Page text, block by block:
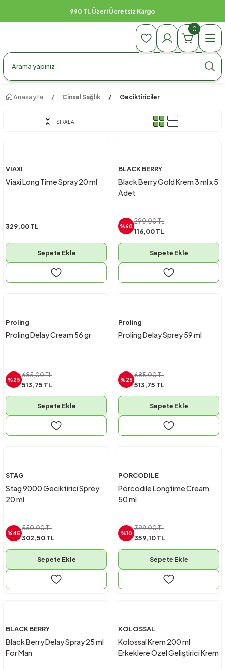
990 TL Üzeri Ücretsiz Kargo
0
Anasayfa Cinsel Sağlık Geciktiriciler
SIRALA
VIAXI
Viaxi Long Time Spray 20 ml
329,00 TL
Sepete Ekle
BLACK BERRY
Black Berry Gold Krem 3 ml x 5
Adet
%60
290,00 TL
116,00 TL
Sepete Ekle
Proling
Proling Delay Cream 56 gr
%25
685,00 TL
513,75 TL
Sepete Ekle
Proling
Proling Delay Sprey 59 ml
%25
685,00 TL
513,75 TL
Sepete Ekle
STAG
Stag 9000 Geciktirici Sprey
20 ml
%45
550,00 TL
302,50 TL
Sepete Ekle
PORCODILE
Porcodile Longtime Cream
50 ml
%10
399,00 TL
359,10 TL
Sepete Ekle
BLACK BERRY
Black Berry Delay Spray 25 ml
For Man
KOLOSSAL
Kolossal Krem 200 ml
Erkeklere Özel Geliştirici Krem